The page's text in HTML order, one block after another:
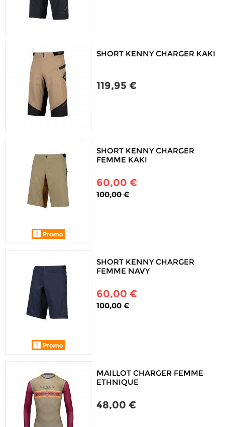
SHORT KENNY CHARGER KAKI
119,95 €
SHORT KENNY CHARGER
FEMME KAKI
60,00 €
100,00 €
SHORT KENNY CHARGER
FEMME NAVY
60,00 €
100,00 €
MAILLOT CHARGER FEMME
ETHNIQUE
48,00 €